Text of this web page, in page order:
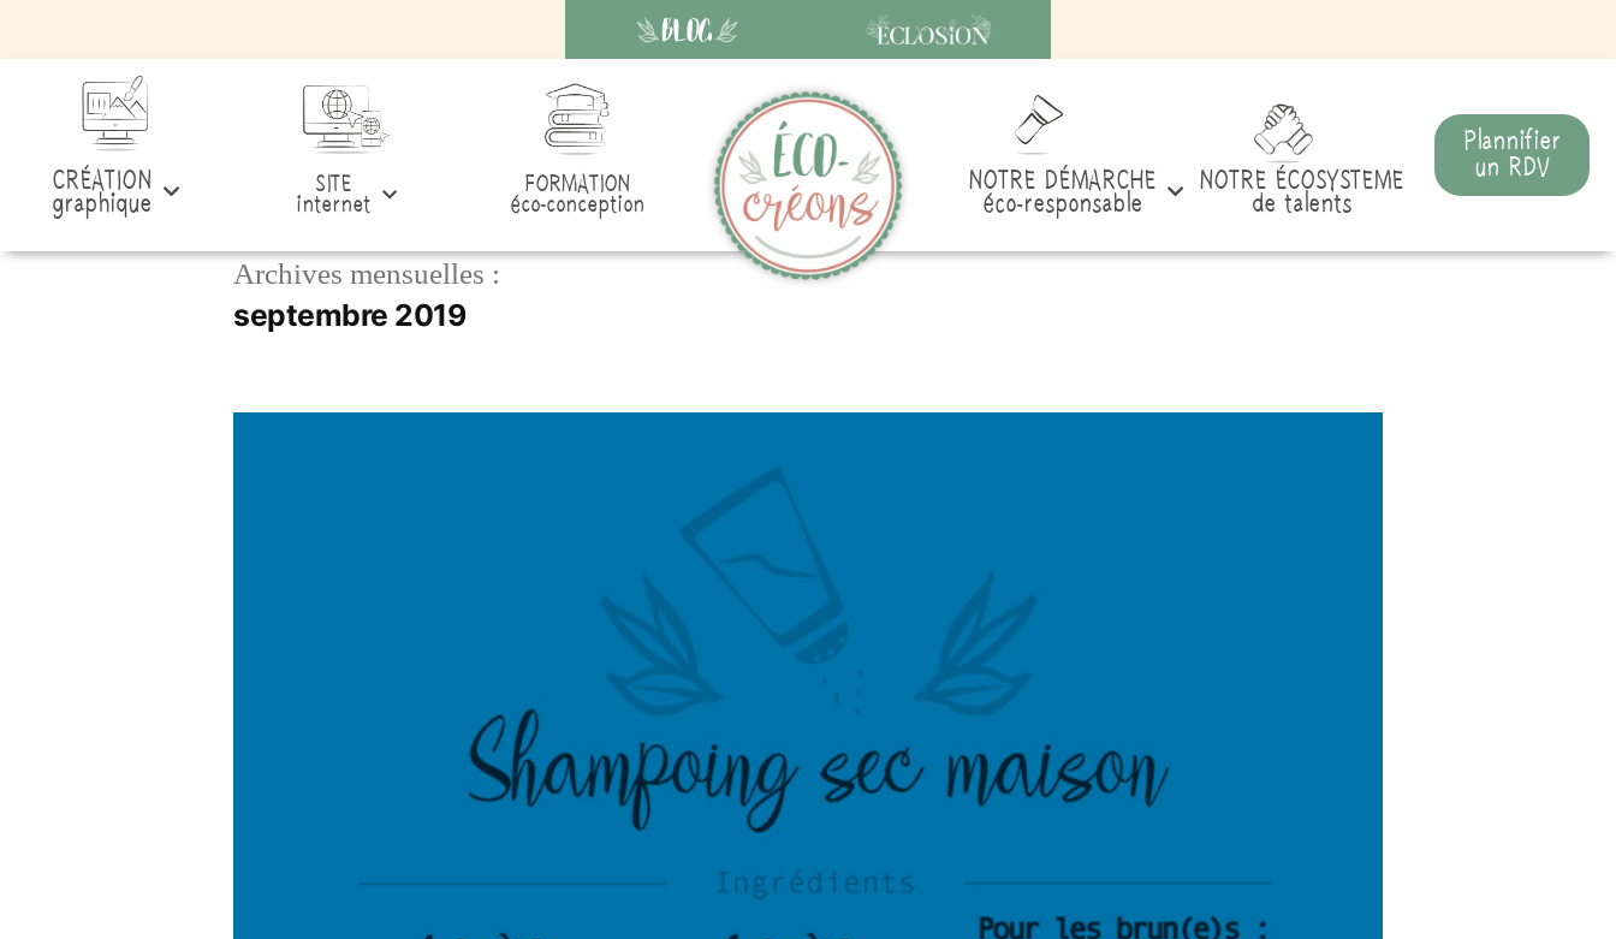
CRÉATION
graphique
SITE
internet
FORMATION
éco-conception
NOTRE DÉMARCHE
éco-responsable
NOTRE ÉCOSYSTEME
de talents
Plannifier
un RDV
Archives mensuelles :
septembre 2019